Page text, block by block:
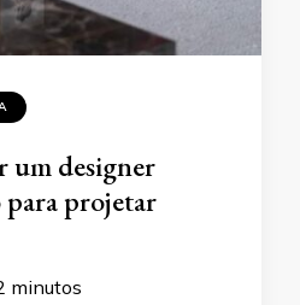
um designer
para projetar
minutos